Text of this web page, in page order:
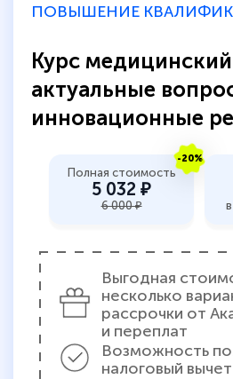
ПОВЫШЕНИЕ
Курс
актуальные
инновационные
-20%
Полная стоимость
5 032 ₽
6 000 ₽
Выгодная
несколько
рассрочки от
и переплат
Возможность
налоговый вычет